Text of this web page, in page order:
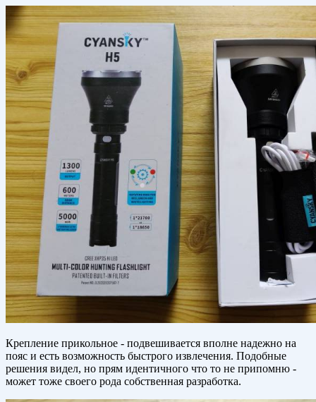
Крепление прикольное - подвешивается вполне надежно на
пояс и есть возможность быстрого извлечения. Подобные
решения видел, но прям идентичного что то не припомню -
может тоже своего рода собственная разработка.